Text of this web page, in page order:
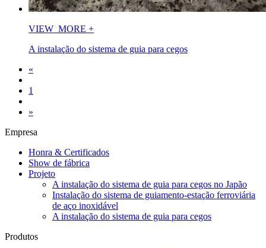
VIEW_MORE +
A instalação do sistema de guia para cegos
«
1
»
Empresa
Honra & Certificados
Show de fábrica
Projeto
A instalação do sistema de guia para cegos no Japão
Instalação do sistema de guiamento-estação ferroviária
de aço inoxidável
A instalação do sistema de guia para cegos
Produtos